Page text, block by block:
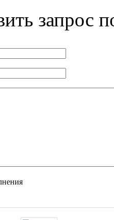
запрос